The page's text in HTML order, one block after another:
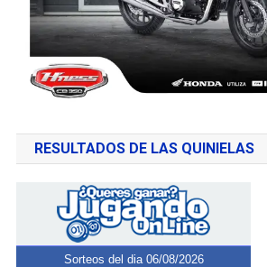
RESULTADOS DE LAS QUINIELAS